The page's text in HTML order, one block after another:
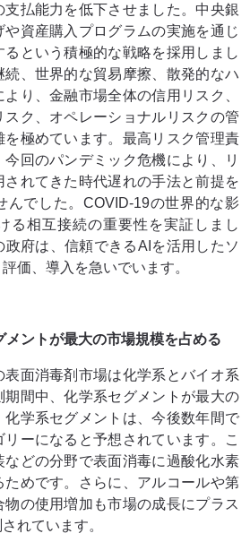
払能力を低下させました。中央銀
資産購入プログラムの実施を通じ
という積極的な戦略を採用しまし
、世界的な貿易摩擦、散発的なハ
り、金融市場全体の信用リスク、
ク、オペレーショナルリスクの管
極めています。最高リスク管理責
回のパンデミック危機により、リ
されてきた時代遅れの手法と前提を
んでした。COVID-19の世界的な影
る相互接続の重要性を実証しまし
府は、信頼できるAIを活用したソ
価、導入を急いでいます。
メントが最大の市場規模を占める
面消毒剤市場は化学系とバイオ系
期間中、化学系セグメントが最大の
学系セグメントは、今後数年間で
ーになると予想されています。こ
などの分野で表面消毒に過酸化水素
めです。さらに、アルコールや第
物の使用増加も市場の成長にプラス
れています。